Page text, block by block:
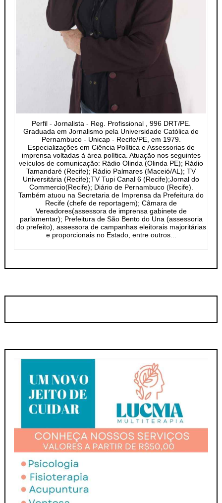
Perfil - Jornalista - Reg. Profissional , 996 DRT/PE.
Graduada em Jornalismo pela Universidade Católica de
Pernambuco - Unicap - Recife/PE, em 1979.
Especializações em Ciência Política e Assessorias de
imprensa voltadas à área política. Atuação nos seguintes
veículos de comunicação: Rádio Olinda (Olinda PE); Rádio
Tamandaré (Recife); Rádio Palmares (Maceió/AL); TV
Universitária (Recife);TV Tupi Canal 6 (Recife);Jornal do
Commercio(Recife); Diário de Pernambuco (Recife).
Também atuou na Secretaria de Imprensa da Prefeitura do
Recife (chefe de reportagem); Câmara de
Vereadores(assessora de imprensa gabinete de
parlamentar); Prefeitura de São Bento do Una (assessoria
do prefeito), assessora de campanhas eleitorais majoritárias
e proporcionais no Estado, entre outros...